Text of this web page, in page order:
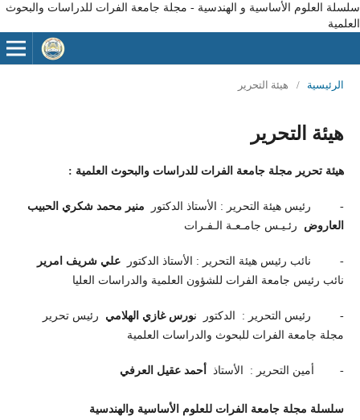
سلسلة العلوم الأساسية و الهندسية - مجلة جامعة الفرات للدراسات والبحوث
العلمية
الرئيسية / هيئة التحرير
هيئة التحرير
هيئة تحرير مجلة جامعة الفرات للدراسات والبحوث العلمية :
- رئيس هيئة التحرير : الأستاذ الدكتور
منير محمد شكري الحبيب
العاروض
رئـيـس جامـعـة الـفـرات
- نائب رئيس هيئة التحرير : الأستاذ الدكتور علي شريف امرير
نائب رئيس جامعة الفرات للشؤون العلمية والدراسات العليا
- رئيس التحرير : الدكتور نورس غازي الهلامي رئيس تحرير
مجلة جامعة الفرات للبحوث والدراسات العلمية
- أمين التحرير : الأستاذ أحمد عقيل العرفي
سلسلة مجلة جامعة الفرات للعلوم الأساسية والهندسية